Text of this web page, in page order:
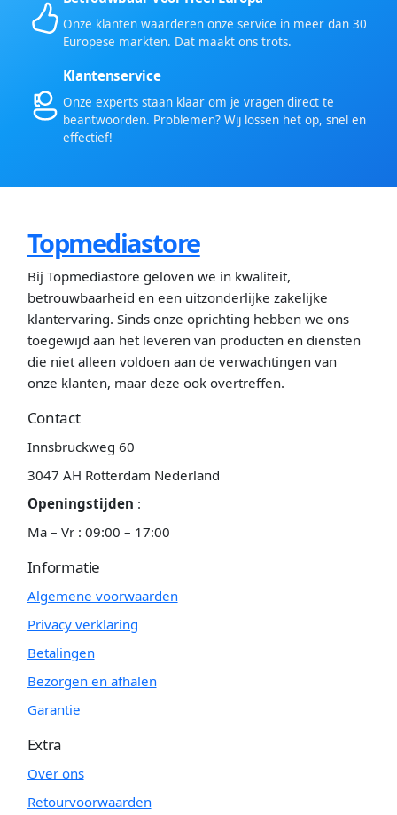
Onze klanten waarderen onze service in meer dan 30
Europese markten. Dat maakt ons trots.
Klantenservice
Onze experts staan klaar om je vragen direct te
beantwoorden. Problemen? Wij lossen het op, snel en
effectief!
Topmediastore
Bij Topmediastore geloven we in kwaliteit,
betrouwbaarheid en een uitzonderlijke zakelijke
klantervaring. Sinds onze oprichting hebben we ons
toegewijd aan het leveren van producten en diensten
die niet alleen voldoen aan de verwachtingen van
onze klanten, maar deze ook overtreffen.
Contact
Innsbruckweg 60
3047 AH Rotterdam Nederland
Openingstijden :
Ma – Vr : 09:00 – 17:00
Informatie
Algemene voorwaarden
Privacy verklaring
Betalingen
Bezorgen en afhalen
Garantie
Extra
Over ons
Retourvoorwaarden